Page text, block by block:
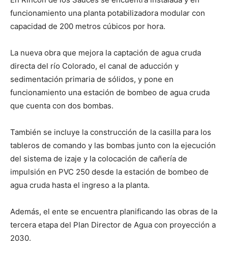
funcionamiento una planta potabilizadora modular con
capacidad de 200 metros cúbicos por hora.
La nueva obra que mejora la captación de agua cruda
directa del río Colorado, el canal de aducción y
sedimentación primaria de sólidos, y pone en
funcionamiento una estación de bombeo de agua cruda
que cuenta con dos bombas.
También se incluye la construcción de la casilla para los
tableros de comando y las bombas junto con la ejecución
del sistema de izaje y la colocación de cañería de
impulsión en PVC 250 desde la estación de bombeo de
agua cruda hasta el ingreso a la planta.
Además, el ente se encuentra planificando las obras de la
tercera etapa del Plan Director de Agua con proyección a
2030.